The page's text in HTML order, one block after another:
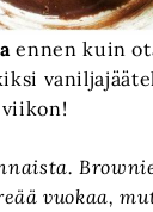
ennen kuin
viikon!
vuokaa,